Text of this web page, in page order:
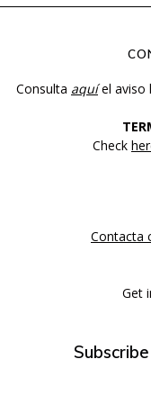
Consulta aquíel aviso
Check
Contacta
Get